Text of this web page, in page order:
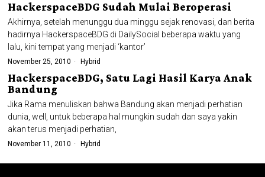
HackerspaceBDG Sudah Mulai Beroperasi
Akhirnya, setelah menunggu dua minggu sejak renovasi, dan berita
hadirnya HackerspaceBDG di DailySocial beberapa waktu yang
lalu, kini tempat yang menjadi ‘kantor’
November 25, 2010 Hybrid
HackerspaceBDG, Satu Lagi Hasil Karya Anak
Bandung
Jika Rama menuliskan bahwa Bandung akan menjadi perhatian
dunia, well, untuk beberapa hal mungkin sudah dan saya yakin
akan terus menjadi perhatian,
November 11, 2010 Hybrid